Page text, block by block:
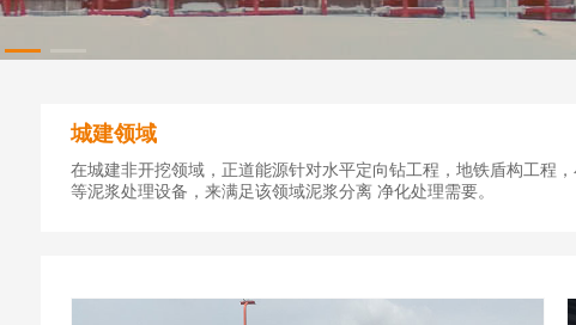
城建领域
在城建非开挖领域，正道能源针对水平定向钻工程，地铁盾构工程
等泥浆处理设备，来满足该领域泥浆分离 净化处理需要。